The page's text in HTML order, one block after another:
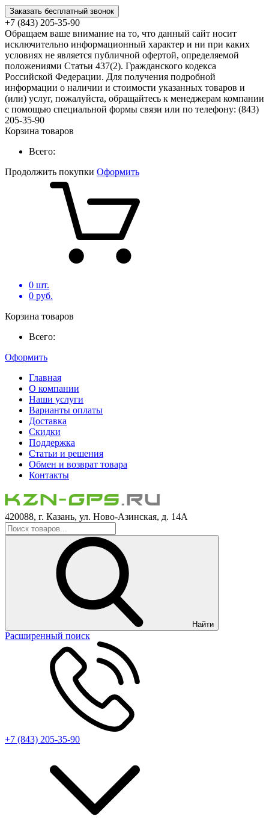
Заказать бесплатный звонок
+7 (843) 205-35-90
Обращаем ваше внимание на то, что данный сайт носит
исключительно информационный характер и ни при каких
условиях не является публичной офертой, определяемой
положениями Статьи 437(2). Гражданского кодекса
Российской Федерации. Для получения подробной
информации о наличии и стоимости указанных товаров и
(или) услуг, пожалуйста, обращайтесь к менеджерам компании
с помощью специальной формы связи или по телефону: (843)
205-35-90
Корзина товаров
Всего:
Продолжить покупки Оформить
0 шт.
0 руб.
Корзина товаров
Всего:
Оформить
Главная
О компании
Наши услуги
Варианты оплаты
Доставка
Скидки
Поддержка
Статьи и решения
Обмен и возврат товара
Контакты
420088, г. Казань, ул. Ново-Азинская, д. 14А
Найти
Расширенный поиск
+7 (843) 205-35-90